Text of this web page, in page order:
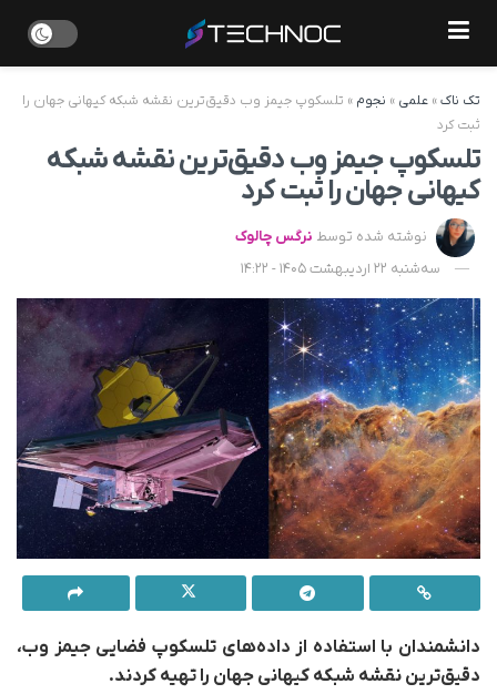
تک ناک» علمی » نجوم » تلسکوپ جیمز وب دقیق‌ترین نقشه شبکه کیهانی جهان را
ثبت کرد
تلسکوپ جیمز وب دقیق‌ترین نقشه شبکه
کیهانی جهان را ثبت کرد
نوشته شده توسط نرگس چالوک
سه‌شنبه 22 اردیبهشت 1405 - 14:22
دانشمندان با استفاده از داده‌های تلسکوپ فضایی جیمز وب،
دقیق‌ترین نقشه شبکه کیهانی جهان را تهیه کردند.